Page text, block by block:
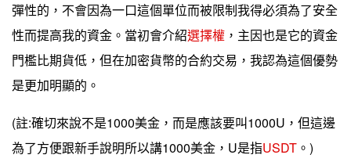
彈性的，不會因為一口這個單位而被限制我得必須為了安全
性而提高我的資金。當初會介紹選擇權 ，主因也是它的資金
門檻比期貨低，但在加密貨幣的合約交易，我認為這個優勢
是更加明顯的。
(註:確切來說不是1000美金，而是應該要叫1000U，但這邊
為了方便跟新手說明所以講1000美金，U是指USDT 。)